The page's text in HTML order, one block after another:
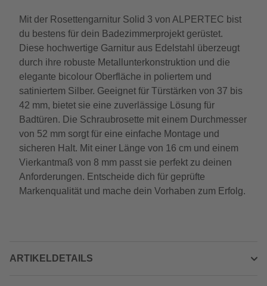
Mit der Rosettengarnitur Solid 3 von ALPERTEC bist
du bestens für dein Badezimmerprojekt gerüstet.
Diese hochwertige Garnitur aus Edelstahl überzeugt
durch ihre robuste Metallunterkonstruktion und die
elegante bicolour Oberfläche in poliertem und
satiniertem Silber. Geeignet für Türstärken von 37 bis
42 mm, bietet sie eine zuverlässige Lösung für
Badtüren. Die Schraubrosette mit einem Durchmesser
von 52 mm sorgt für eine einfache Montage und
sicheren Halt. Mit einer Länge von 16 cm und einem
Vierkantmaß von 8 mm passt sie perfekt zu deinen
Anforderungen. Entscheide dich für geprüfte
Markenqualität und mache dein Vorhaben zum Erfolg.
ARTIKELDETAILS